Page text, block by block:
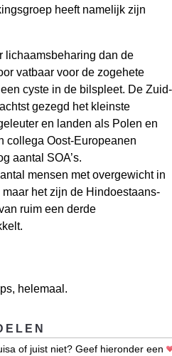
heeft namelijk zijn
lichaamsbeharing dan de
vatbaar voor de zogehete
cyste in de bilspleet. De Zuid-
gezegd het kleinste
en landen als Polen en
collega Oost-Europeanen
aantal SOA’s.
mensen met overgewicht in
het zijn de Hindoestaans-
ruim een derde
helemaal.
of juist niet? Geef hieronder een